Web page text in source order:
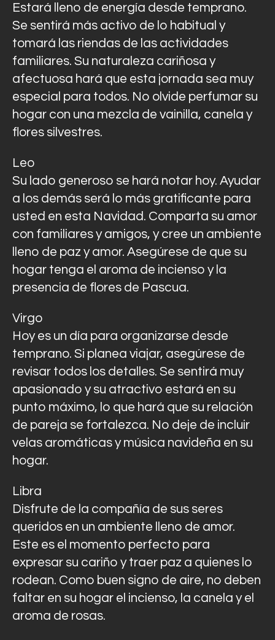
Estará lleno de energía desde temprano.
Se sentirá más activo de lo habitual y
tomará las riendas de las actividades
familiares. Su naturaleza cariñosa y
afectuosa hará que esta jornada sea muy
especial para todos. No olvide perfumar su
hogar con una mezcla de vainilla, canela y
flores silvestres.
Leo
Su lado generoso se hará notar hoy. Ayudar
a los demás será lo más gratificante para
usted en esta Navidad. Comparta su amor
con familiares y amigos, y cree un ambiente
lleno de paz y amor. Asegúrese de que su
hogar tenga el aroma de incienso y la
presencia de flores de Pascua.
Virgo
Hoy es un día para organizarse desde
temprano. Si planea viajar, asegúrese de
revisar todos los detalles. Se sentirá muy
apasionado y su atractivo estará en su
punto máximo, lo que hará que su relación
de pareja se fortalezca. No deje de incluir
velas aromáticas y música navideña en su
hogar.
Libra
Disfrute de la compañía de sus seres
queridos en un ambiente lleno de amor.
Este es el momento perfecto para
expresar su cariño y traer paz a quienes lo
rodean. Como buen signo de aire, no deben
faltar en su hogar el incienso, la canela y el
aroma de rosas.